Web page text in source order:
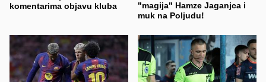
komentarima objavu kluba
"magija" Hamze Jaganjca i
muk na Poljudu!